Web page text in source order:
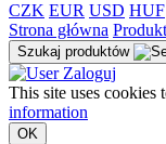
CZK EUR USD HUF
Strona główna
Szukaj produktów
Zaloguj
This site uses cookies
information
OK